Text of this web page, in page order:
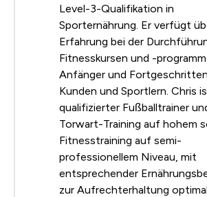
Level-3-Qualifikation in
Sporternährung. Er verfügt
Erfahrung bei der
Fitnesskursen und -
Anfänger und
Kunden und Sportlern. Chris
qualifizierter Fußballtrainer
Torwart-Training auf hohem
Fitnesstraining auf semi-
professionellem Niveau, mit
entsprechender
zur Aufrechterhaltung